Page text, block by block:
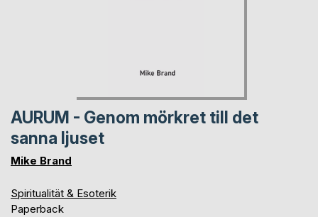
AURUM - Genom mörkret till det
sanna ljuset
Mike Brand
Spiritualität & Esoterik
Paperback